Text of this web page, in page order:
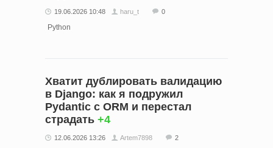
19.06.2026 10:48 haru_t 0
Python
Хватит дублировать валидацию
в Django: как я подружил
Pydantic с ORM и перестал
страдать +4
12.06.2026 13:26 Artem7898 2